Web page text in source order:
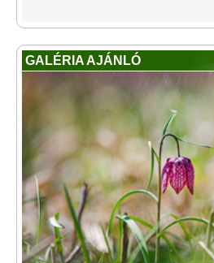
GALÉRIA AJÁNLÓ